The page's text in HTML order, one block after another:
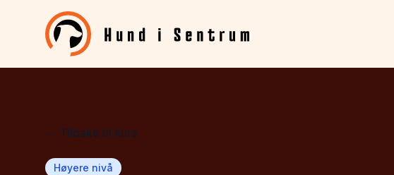
← Tilbake til kurs
Høyere nivå